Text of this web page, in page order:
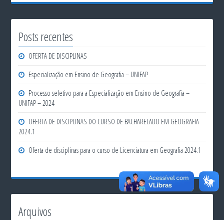
Posts recentes
OFERTA DE DISCIPLINAS
Especialização em Ensino de Geografia – UNIFAP
Processo seletivo para a Especialização em Ensino de Geografia –
UNIFAP – 2024
OFERTA DE DISCIPLINAS DO CURSO DE BACHARELADO EM GEOGRAFIA
2024.1
Oferta de disciplinas para o curso de Licenciatura em Geografia 2024.1
Arquivos